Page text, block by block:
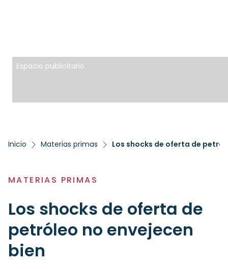
Espacio publicitario
Inicio Materias primas Los shocks de oferta de
MATERIAS PRIMAS
Los shocks de oferta de
petróleo no envejecen
bien